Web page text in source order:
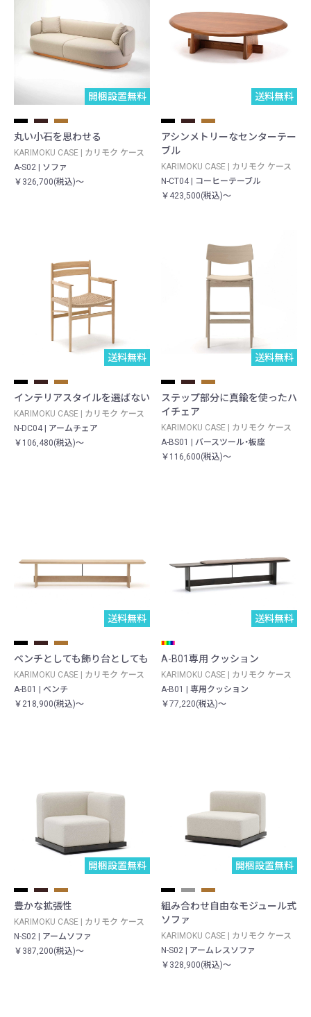
開梱設置無料
丸い小石を思わせる
KARIMOKU CASE | カリモク ケース
A-S02 | ソファ
￥326,700(税込)～
送料無料
アシンメトリーなセンターテー
ブル
KARIMOKU CASE | カリモク ケース
N-CT04 | コーヒーテーブル
￥423,500(税込)～
送料無料
インテリアスタイルを選ばない
KARIMOKU CASE | カリモク ケース
N-DC04 | アームチェア
￥106,480(税込)～
送料無料
ステップ部分に真鍮を使ったハ
イチェア
KARIMOKU CASE | カリモク ケース
A-BS01 | バースツール・板座
￥116,600(税込)～
送料無料
ベンチとしても飾り台としても
KARIMOKU CASE | カリモク ケース
A-B01 | ベンチ
￥218,900(税込)～
送料無料
A-B01専用 クッション
KARIMOKU CASE | カリモク ケース
A-B01 | 専用クッション
￥77,220(税込)～
開梱設置無料
豊かな拡張性
KARIMOKU CASE | カリモク ケース
N-S02 | アームソファ
￥387,200(税込)～
開梱設置無料
組み合わせ自由なモジュール式
ソファ
KARIMOKU CASE | カリモク ケース
N-S02 | アームレスソファ
￥328,900(税込)～